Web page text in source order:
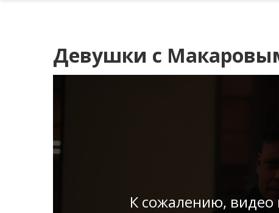
Девушки с
К сожалению,